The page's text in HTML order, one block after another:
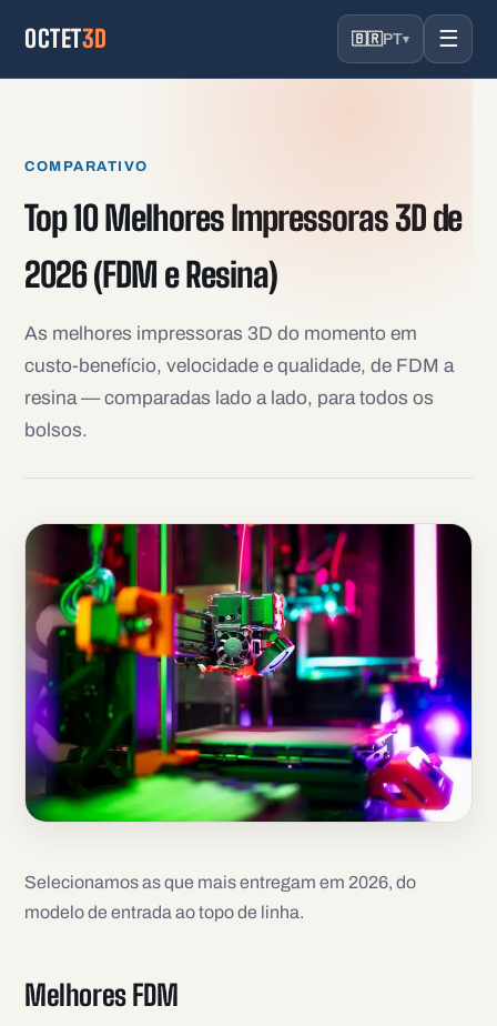
OCTET3D 🇧🇷PT▾ ☰
COMPARATIVO
Top 10 Melhores Impressoras 3D de
2026 (FDM e Resina)
As melhores impressoras 3D do momento em
custo-benefício, velocidade e qualidade, de FDM a
resina — comparadas lado a lado, para todos os
bolsos.
Selecionamos as que mais entregam em 2026, do
modelo de entrada ao topo de linha.
Melhores FDM